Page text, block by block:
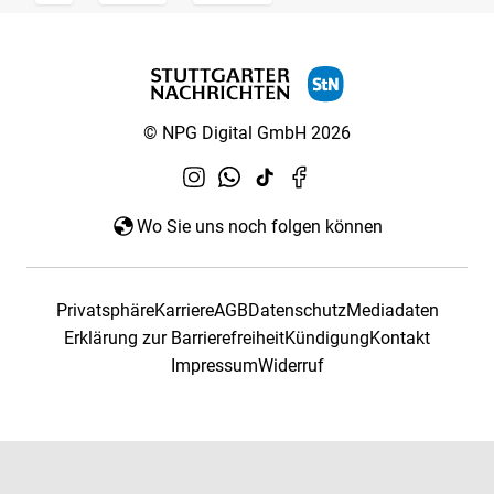
© NPG Digital GmbH 2026
Wo Sie uns noch folgen können
PrivatsphäreKarriereAGBDatenschutzMediadaten
Erklärung zur BarrierefreiheitKündigungKontakt
ImpressumWiderruf